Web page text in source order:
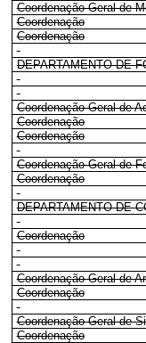
Coordenação-Geral de
Coordenação
Coordenação
DEPARTAMENTO DE
Coordenação-Geral de
Coordenação
Coordenação
Coordenação-Geral de
Coordenação
DEPARTAMENTO DE
Coordenação
Coordenação-Geral de
Coordenação
Coordenação-Geral de
Coordenação